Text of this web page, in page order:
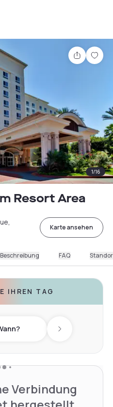
Teilen
1/16
Resort Area
Karte ansehen
Beschreibung FAQ
IHREN TAG
Next day
Verbindung